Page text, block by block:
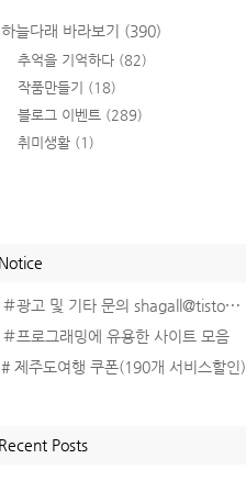
하늘다래 바라보기 (390)
추억을 기억하다 (82)
작품만들기 (18)
블로그 이벤트 (289)
취미생활 (1)
＃광고 및 기타 문의 shagall@tisto⋯
＃프로그래밍에 유용한 사이트 모음
# 제주도여행 쿠폰(190개 서비스할인)
Posts